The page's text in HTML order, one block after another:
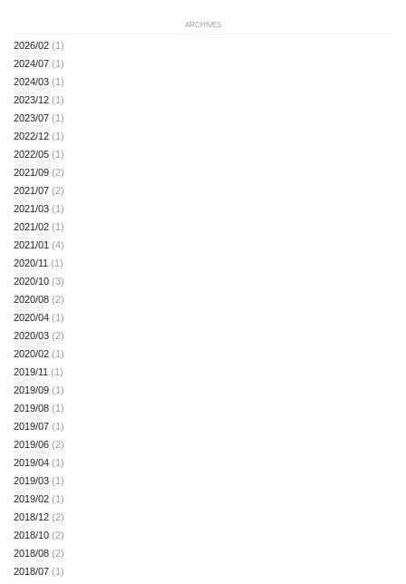
ARCHIVES
2026/02 (1)
2024/07 (1)
2024/03 (1)
2023/12 (1)
2023/07 (1)
2022/12 (1)
2022/05 (1)
2021/09 (2)
2021/07 (2)
2021/03 (1)
2021/02 (1)
2021/01 (4)
2020/11 (1)
2020/10 (3)
2020/08 (2)
2020/04 (1)
2020/03 (2)
2020/02 (1)
2019/11 (1)
2019/09 (1)
2019/08 (1)
2019/07 (1)
2019/06 (2)
2019/04 (1)
2019/03 (1)
2019/02 (1)
2018/12 (2)
2018/10 (2)
2018/08 (2)
2018/07 (1)